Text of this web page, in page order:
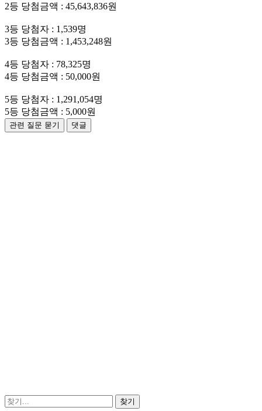
2등 당첨금액 : 45,643,836원
3등 당첨자 : 1,539명
3등 당첨금액 : 1,453,248원
4등 당첨자 : 78,325명
4등 당첨금액 : 50,000원
5등 당첨자 : 1,291,054명
5등 당첨금액 : 5,000원